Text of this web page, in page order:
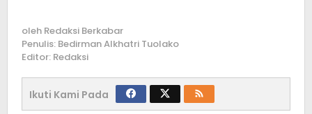
oleh Redaksi Berkabar
Penulis: Bedirman Alkhatri Tuolako
Editor: Redaksi
Ikuti Kami Pada